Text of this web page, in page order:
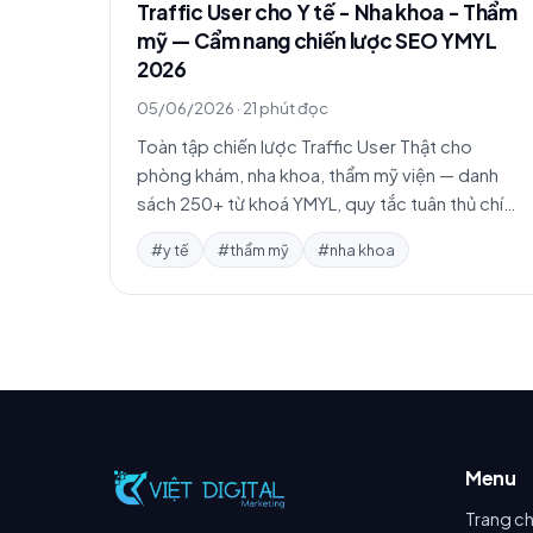
Traffic User cho Y tế - Nha khoa - Thẩm
mỹ — Cẩm nang chiến lược SEO YMYL
2026
05/06/2026 · 21 phút đọc
Toàn tập chiến lược Traffic User Thật cho
phòng khám, nha khoa, thẩm mỹ viện — danh
sách 250+ từ khoá YMYL, quy tắc tuân thủ chính
sách Google, 3 case study và FAQ chi tiết.
#y tế #thẩm mỹ #nha khoa
Menu
Trang